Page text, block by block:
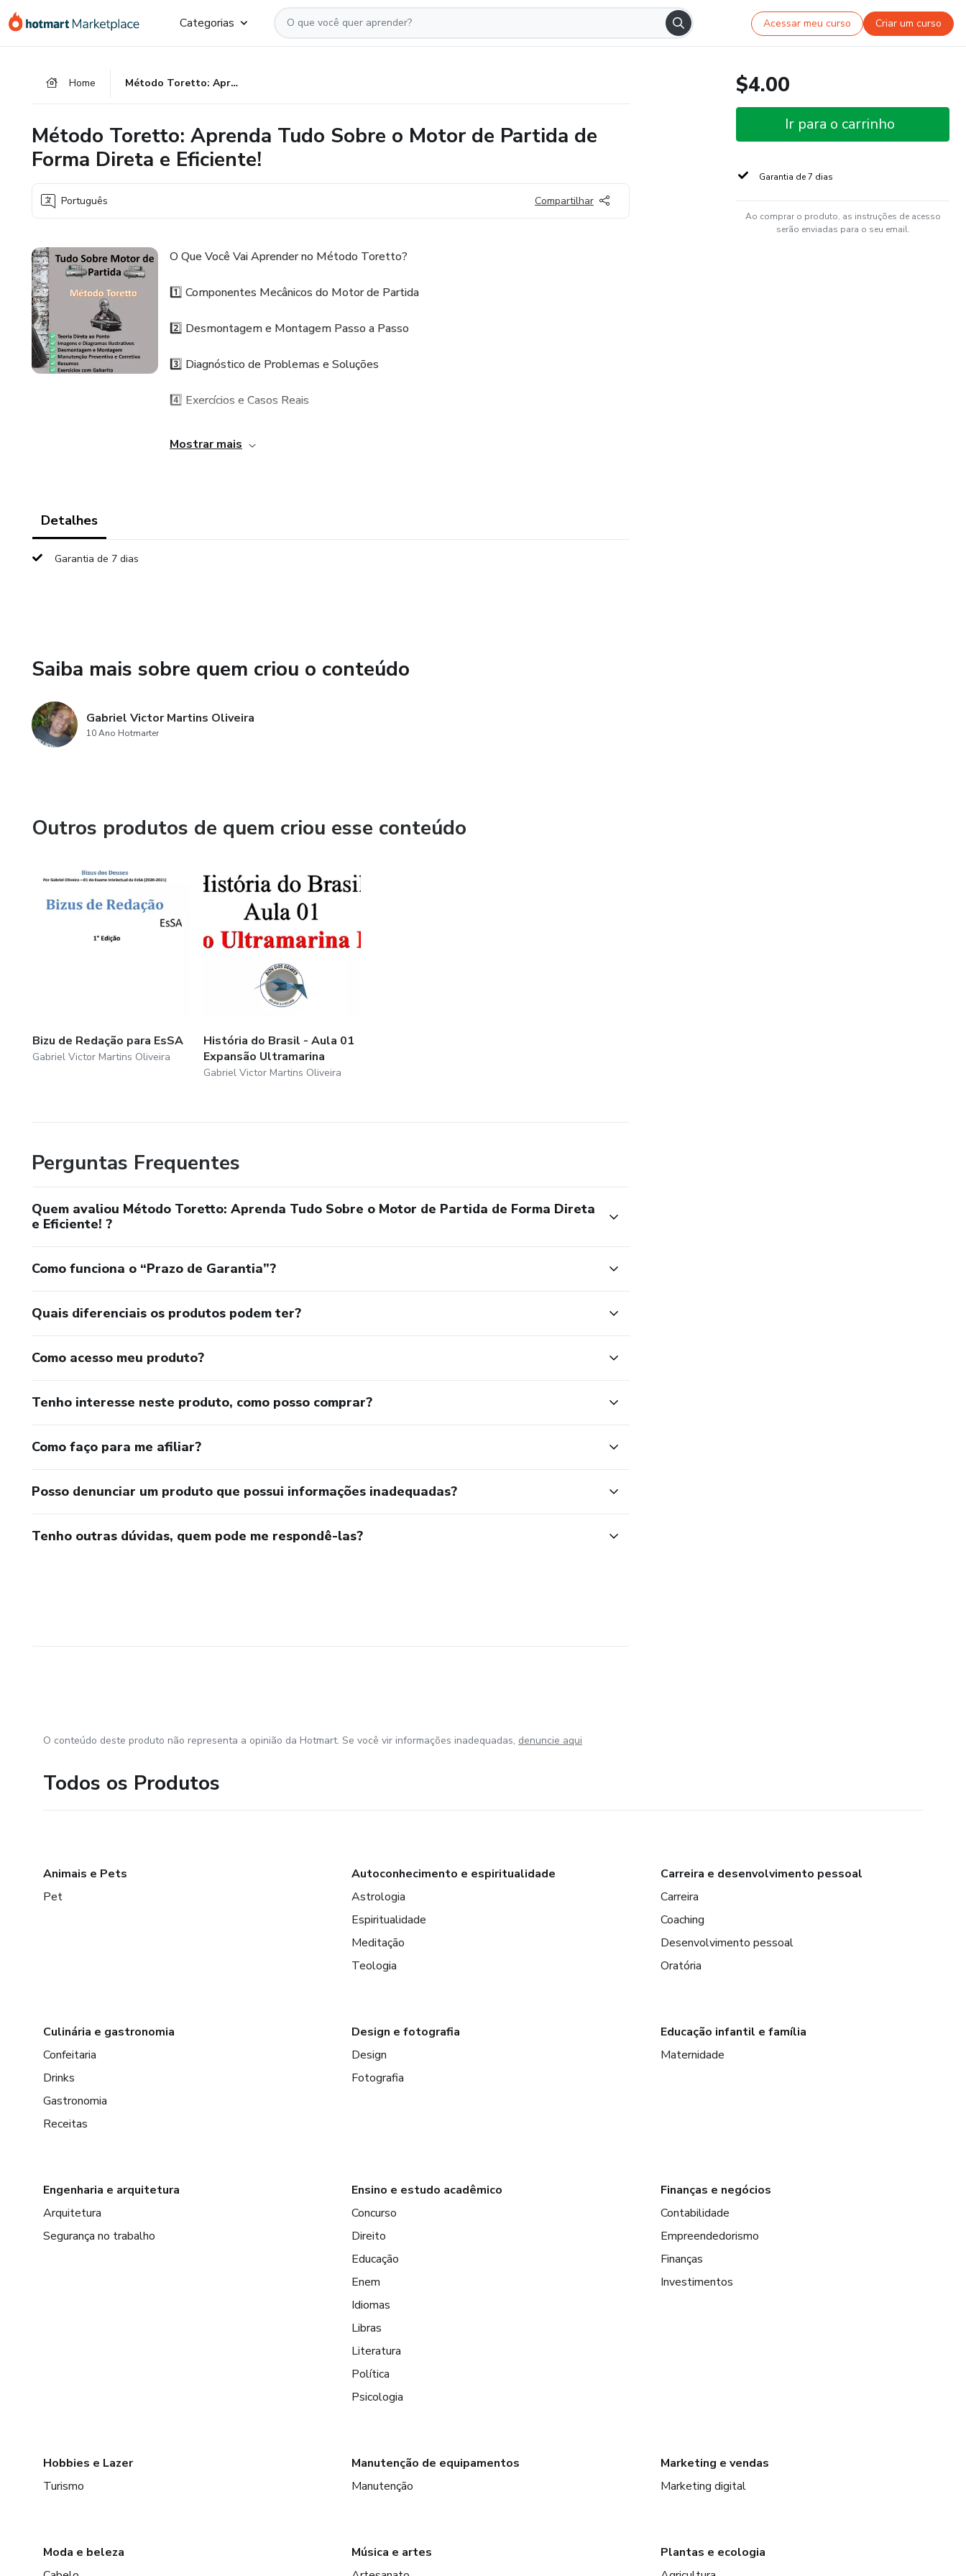
para
para
para
Categorias Acessar meu curso Criar um curso
Home Método Toretto: Aprenda Tudo Sobre o Motor de Partida de Forma Direta e Eficiente!
Método Toretto: Aprenda Tudo Sobre o Motor de Partida de
Forma Direta e Eficiente!
Português Compartilhar
O Que Você Vai Aprender no Método Toretto?
1️⃣ Componentes Mecânicos do Motor de Partida
2️⃣ Desmontagem e Montagem Passo a Passo
3️⃣ Diagnóstico de Problemas e Soluções
4️⃣ Exercícios e Casos Reais
🚗💨Por Que o Método Toretto Funciona?
Mostrar mais
Detalhes
Garantia de 7 dias
Saiba mais sobre quem criou o conteúdo
Gabriel Victor Martins Oliveira
10 Ano Hotmarter
Outros produtos de quem criou esse conteúdo
Bizu de Redação para EsSA
Gabriel Victor Martins Oliveira
História do Brasil - Aula 01
Expansão Ultramarina
Gabriel Victor Martins Oliveira
Perguntas Frequentes
Quem avaliou Método Toretto: Aprenda Tudo Sobre o Motor de Partida de Forma Direta
e Eficiente! ?
Como funciona o “Prazo de Garantia”?
Quais diferenciais os produtos podem ter?
Como acesso meu produto?
Tenho interesse neste produto, como posso comprar?
Como faço para me afiliar?
Posso denunciar um produto que possui informações inadequadas?
Tenho outras dúvidas, quem pode me respondê-las?
$4.00
Ir para o carrinho
Garantia de 7 dias
Ao comprar o produto, as instruções de acesso
serão enviadas para o seu email.
O conteúdo deste produto não representa a opinião da Hotmart. Se você vir informações inadequadas, denuncie aqui
Todos os Produtos
Animais e Pets
Pet
Autoconhecimento e espiritualidade
Astrologia
Espiritualidade
Meditação
Teologia
Carreira e desenvolvimento pessoal
Carreira
Coaching
Desenvolvimento pessoal
Oratória
Culinária e gastronomia
Confeitaria
Drinks
Gastronomia
Receitas
Design e fotografia
Design
Fotografia
Educação infantil e família
Maternidade
Engenharia e arquitetura
Arquitetura
Segurança no trabalho
Ensino e estudo acadêmico
Concurso
Direito
Educação
Enem
Idiomas
Libras
Literatura
Política
Psicologia
Finanças e negócios
Contabilidade
Empreendedorismo
Finanças
Investimentos
Hobbies e Lazer
Turismo
Manutenção de equipamentos
Manutenção
Marketing e vendas
Marketing digital
Moda e beleza
Música e artes
Plantas e ecologia